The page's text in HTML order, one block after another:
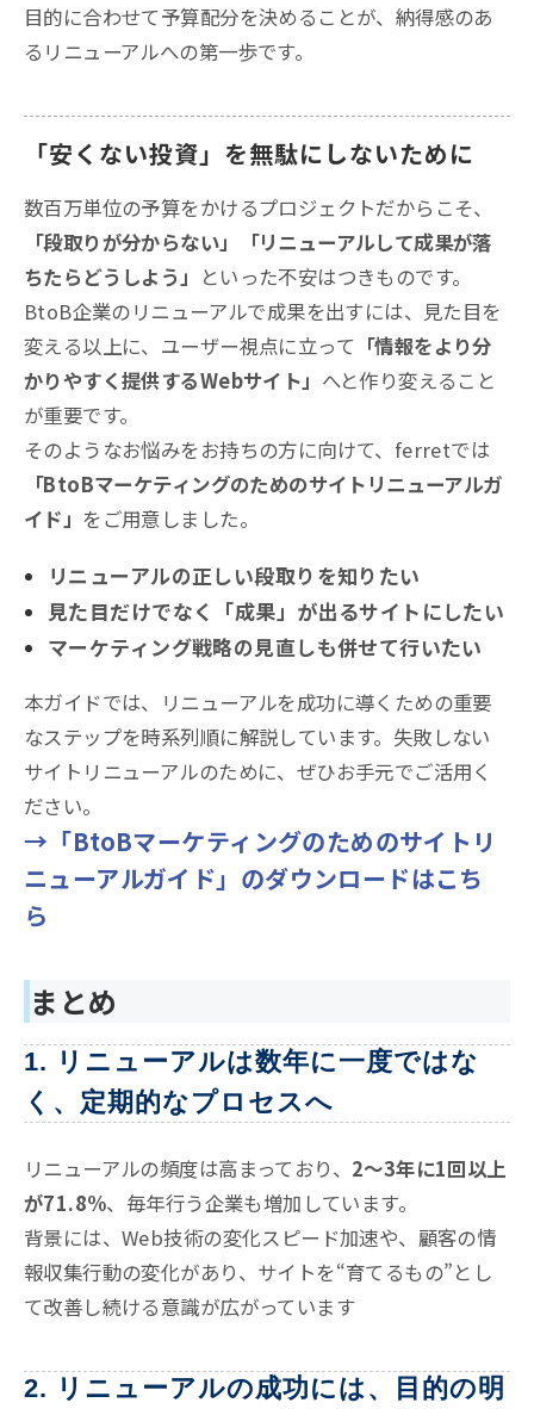
目的に合わせて予算配分を決めることが、納得感のあ
るリニューアルへの第一歩です。
「安くない投資」を無駄にしないために
数百万単位の予算をかけるプロジェクトだからこそ、
「段取りが分からない」「リニューアルして成果が落
ちたらどうしよう」 といった不安はつきものです。
BtoB企業のリニューアルで成果を出すには、見た目を
変える以上に、ユーザー視点に立って 「情報をより分
かりやすく提供するWebサイト」 へと作り変えること
が重要です。
そのようなお悩みをお持ちの方に向けて、ferretでは
「BtoBマーケティングのためのサイトリニューアルガ
イド」 をご用意しました。
リニューアルの正しい段取りを知りたい
見た目だけでなく「成果」が出るサイトにしたい
マーケティング戦略の見直しも併せて行いたい
本ガイドでは、リニューアルを成功に導くための重要
なステップを時系列順に解説しています。失敗しない
サイトリニューアルのために、ぜひお手元でご活用く
ださい。
→「BtoBマーケティングのためのサイトリ
ニューアルガイド」のダウンロードはこち
ら
まとめ
1. リニューアルは数年に一度ではな
く、定期的なプロセスへ
リニューアルの頻度は高まっており、 2〜3年に1回以上
が71.8%、毎年行う企業も増加しています。
背景には、Web技術の変化スピード加速や、顧客の情
報収集行動の変化があり、サイトを“育てるもの”とし
て改善し続ける意識が広がっています
2. リニューアルの成功には、目的の明